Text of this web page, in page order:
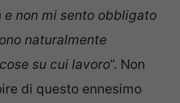
e non mi sento obbligato
naturalmente
su cui lavoro”. Non
di questo ennesimo